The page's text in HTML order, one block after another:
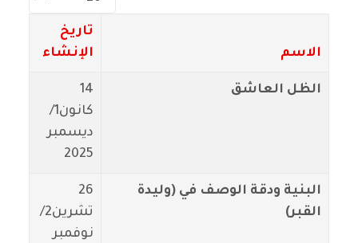
الاسم
تاريخ
الإنشاء
الظل العاشق
14
كانون1/
ديسمبر
2025
البنية ودقة الوصف في (وليدة
القبر)
26
تشرين2/
نوفمبر